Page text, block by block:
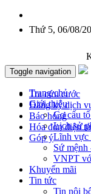
Tra cứu cước
Đăng ký dịch
Báo hỏng
Hóa đơn điện tử
Góp ý
Thứ 5, 06/08/
Toggle navigation
Trang chủ
Giới thiệu
Cơ cấu
Lịch sử
Lĩnh vực
Sứ mệnh
VNPT
Khuyến mãi
Tin tức
Tin nội